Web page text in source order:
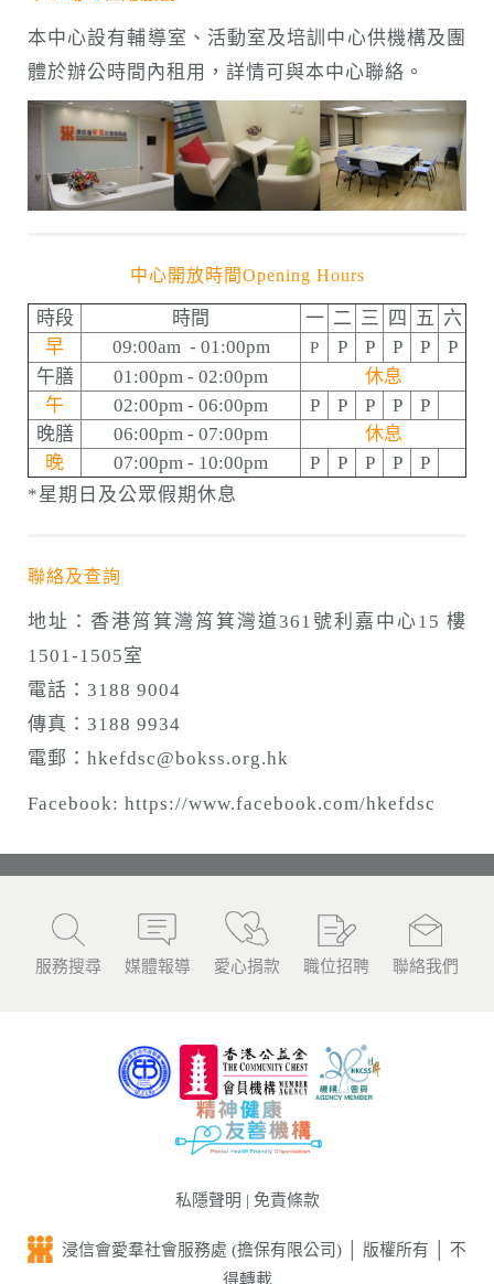
本中心設有輔導室、活動室及培訓中心供機構及團
體於辦公時間內租用，詳情可與本中心聯絡。
中心開放時間Opening Hours
時段 時間 一 二 三 四 五 六
早
09:00am - 01:00pm P P P P P
P
午膳
01:00pm - 02:00pm
休息
午
02:00pm - 06:00pm P P P P
P
晚膳
06:00pm - 07:00pm
休息
晚
07:00pm - 10:00pm P P P P
P
*星期日及公眾假期休息
聯絡及查詢
地址：香港筲箕灣筲箕灣道361號利嘉中心15 樓
1501-1505室
電話：3188 9004
傳真：3188 9934
電郵： hkefdsc@bokss.org.hk
Facebook: https://www.facebook.com/hkefdsc
服務搜尋 媒體報導 愛心捐款 職位招聘 聯絡我們
私隱聲明 | 免責條款
浸信會愛羣社會服務處 (擔保有限公司) │ 版權所有 │ 不
得轉載